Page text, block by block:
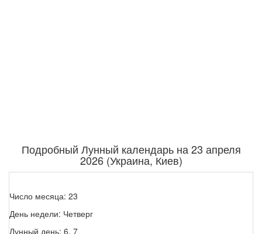
Подробный Лунный календарь на 23 апреля
2026 (Украина, Киев)
Число месяца: 23
День недели: Четверг
Лунный день: 6, 7